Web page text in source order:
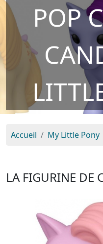
POP
Accueil My Little Pony
LA FIGURINE DE